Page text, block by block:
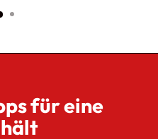
für eine